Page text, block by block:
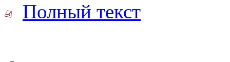
Полный текст